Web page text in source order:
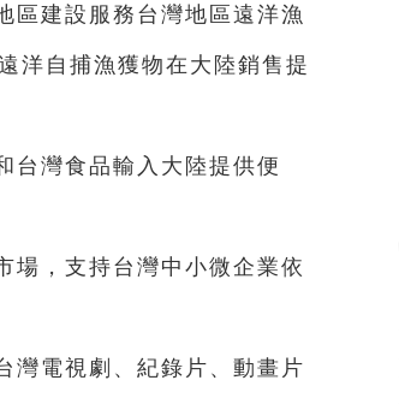
區建設服務台灣地區遠洋漁
洋自捕漁獲物在大陸銷售提
台灣食品輸入大陸提供便
場，支持台灣中小微企業依
灣電視劇、紀錄片、動畫片